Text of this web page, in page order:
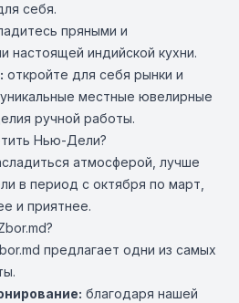
себя.
пряными и
настоящей индийской кухни.
откройте для себя рынки и
местные ювелирные
ручной работы.
Нью-Дели?
атмосферой, лучше
в период с октября по март,
и приятнее.
предлагает одни из самых
благодаря нашей